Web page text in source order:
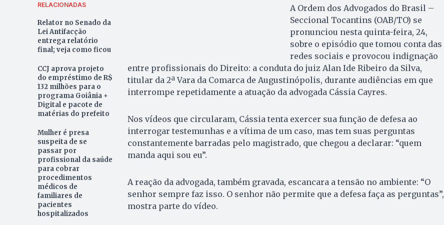
RELACIONADAS
Relator no Senado da
Lei Antifacção
entrega relatório
final; veja como ficou
CCJ aprova projeto
do empréstimo de R$
132 milhões para o
programa Goiânia +
Digital e pacote de
matérias do prefeito
Mulher é presa
suspeita de se
passar por
profissional da saúde
para cobrar
procedimentos
médicos de
familiares de
pacientes
hospitalizados
A Ordem dos Advogados do Brasil –
Seccional Tocantins (OAB/TO) se
pronunciou nesta quinta-feira, 24,
sobre o episódio que tomou conta das
redes sociais e provocou indignação
entre profissionais do Direito: a conduta do juiz Alan Ide Ribeiro da Silva,
titular da 2ª Vara da Comarca de Augustinópolis, durante audiências em que
interrompe repetidamente a atuação da advogada Cássia Cayres.
Nos vídeos que circularam, Cássia tenta exercer sua função de defesa ao
interrogar testemunhas e a vítima de um caso, mas tem suas perguntas
constantemente barradas pelo magistrado, que chegou a declarar: “quem
manda aqui sou eu”.
A reação da advogada, também gravada, escancara a tensão no ambiente: “O
senhor sempre faz isso. O senhor não permite que a defesa faça as perguntas”,
mostra parte do vídeo.